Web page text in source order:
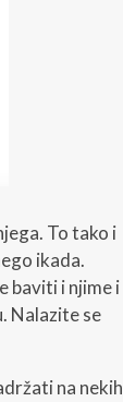
To tako i
ikada.
baviti i njime i
Nalazite se
na nekih